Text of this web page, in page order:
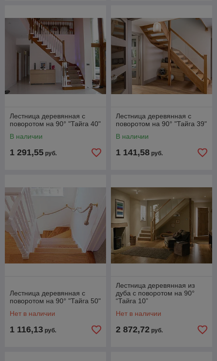
Лестница деревянная с
поворотом на 90° "Тайга 40"
В наличии
1 291,55 руб.
Лестница деревянная с
поворотом на 90° "Тайга 39"
В наличии
1 141,58 руб.
Лестница деревянная с
поворотом на 90° "Тайга 50"
Нет в наличии
1 116,13 руб.
Лестница деревянная из
дуба с поворотом на 90°
“Тайга 10”
Нет в наличии
2 872,72 руб.